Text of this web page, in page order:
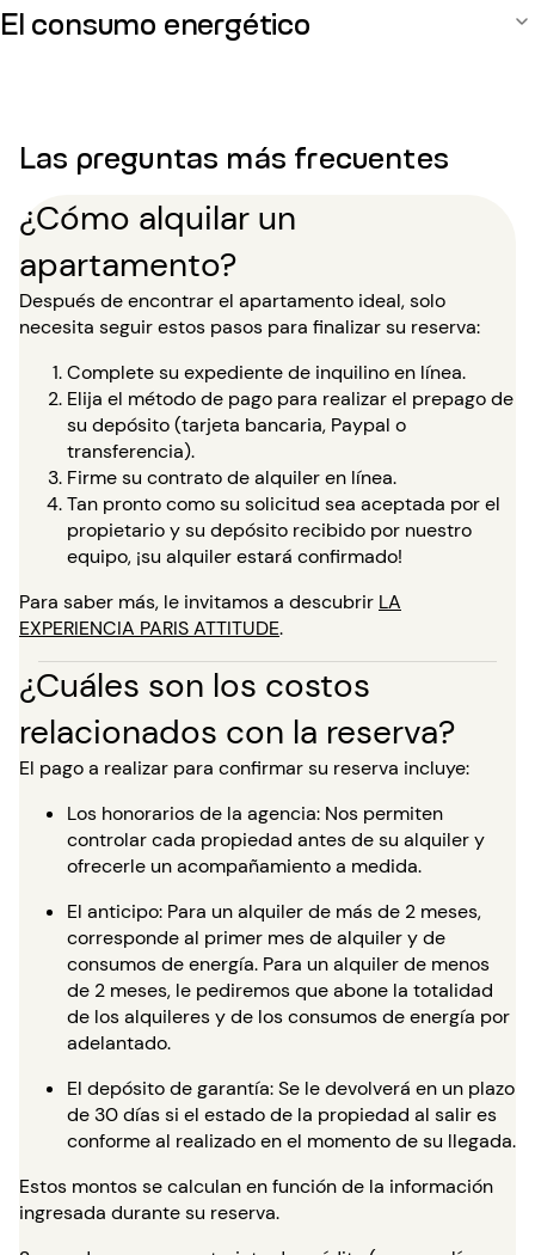
El consumo energético
Las preguntas más frecuentes
¿Cómo alquilar un
apartamento?
Después de encontrar el apartamento ideal, solo
necesita seguir estos pasos para finalizar su reserva:
Complete su expediente de inquilino en línea.
Elija el método de pago para realizar el prepago de
su depósito (tarjeta bancaria, Paypal o
transferencia).
Firme su contrato de alquiler en línea.
Tan pronto como su solicitud sea aceptada por el
propietario y su depósito recibido por nuestro
equipo, ¡su alquiler estará confirmado!
Para saber más, le invitamos a descubrir LA
EXPERIENCIA PARIS ATTITUDE.
¿Cuáles son los costos
relacionados con la reserva?
El pago a realizar para confirmar su reserva incluye:
Los honorarios de la agencia: Nos permiten
controlar cada propiedad antes de su alquiler y
ofrecerle un acompañamiento a medida.
El anticipo: Para un alquiler de más de 2 meses,
corresponde al primer mes de alquiler y de
consumos de energía. Para un alquiler de menos
de 2 meses, le pediremos que abone la totalidad
de los alquileres y de los consumos de energía por
adelantado.
El depósito de garantía: Se le devolverá en un plazo
de 30 días si el estado de la propiedad al salir es
conforme al realizado en el momento de su llegada.
Estos montos se calculan en función de la información
ingresada durante su reserva.